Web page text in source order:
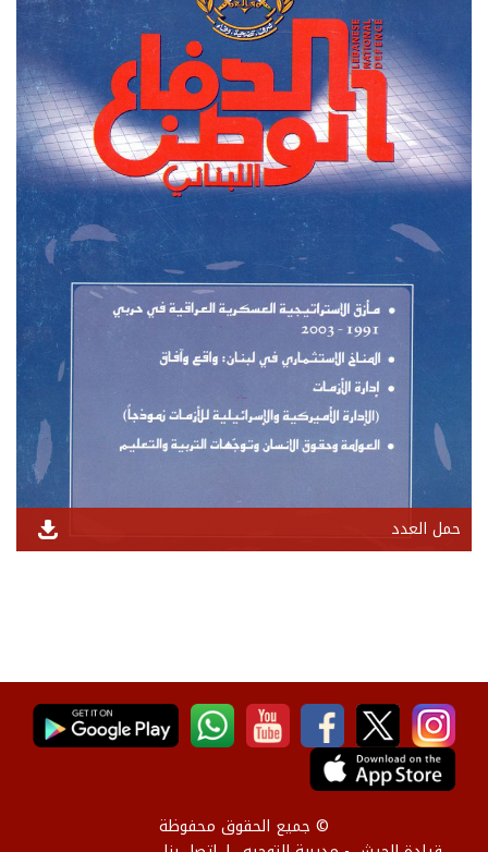
حمل العدد
© جميع الحقوق محفوظة